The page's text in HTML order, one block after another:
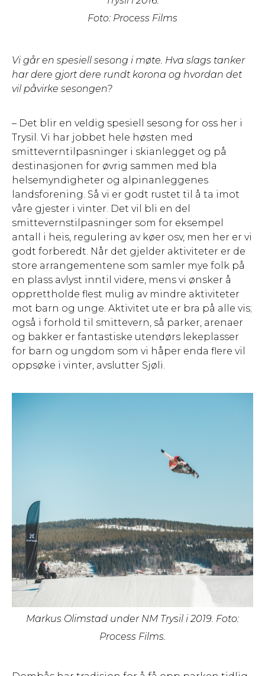
Foto: Process Films
Vi går en spesiell sesong i møte. Hva slags tanker
har dere gjort dere rundt korona og hvordan det
vil påvirke sesongen?
– Det blir en veldig spesiell sesong for oss her i
Trysil. Vi har jobbet hele høsten med
smitteverntilpasninger i skianlegget og på
destinasjonen for øvrig sammen med bla
helsemyndigheter og alpinanleggenes
landsforening. Så vi er godt rustet til å ta imot
våre gjester i vinter. Det vil bli en del
smittevernstilpasninger som for eksempel
antall i heis, regulering av køer osv, men her er vi
godt forberedt. Når det gjelder aktiviteter er de
store arrangementene som samler mye folk på
en plass avlyst inntil videre, mens vi ønsker å
opprettholde flest mulig av mindre aktiviteter
mot barn og unge. Aktivitet ute er bra på alle vis;
også i forhold til smittevern, så parker, arenaer
og bakker er fantastiske utendørs lekeplasser
for barn og ungdom som vi håper enda flere vil
oppsøke i vinter, avslutter Sjøli.
Markus Olimstad under NM Trysil i 2019. Foto:
Process Films.